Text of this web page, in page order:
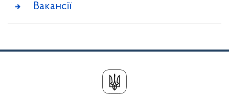
Вакансії